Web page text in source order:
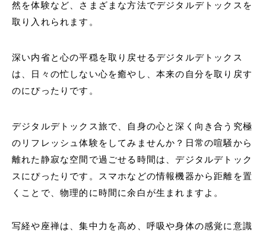
然を体験など、さまざまな方法でデジタルデトックスを
取り入れられます。
深い内省と心の平穏を取り戻せるデジタルデトックス
は、日々の忙しない心を癒やし、本来の自分を取り戻す
のにぴったりです。
デジタルデトックス旅で、自身の心と深く向き合う究極
のリフレッシュ体験をしてみませんか？ 日常の喧騒から
離れた静寂な空間で過ごせる時間は、デジタルデトック
スにぴったりです。スマホなどの情報機器から距離を置
くことで、物理的に時間に余白が生まれますよ。
写経や座禅は、集中力を高め、呼吸や身体の感覚に意識